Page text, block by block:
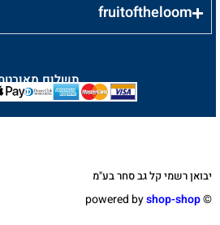
תשלום מאובטח
fruitoftheloom
©️ powered by
shop-shop
יבואן רשמי קל גב סחר בע"מ